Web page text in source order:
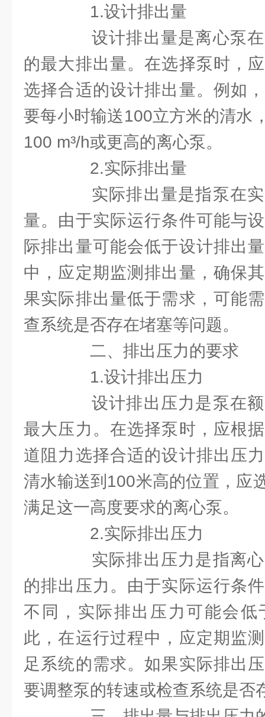
1.设计排出量
设计排出量是离心泵在
的最大排出量。在选择泵时，
选择合适的设计排出量。例如
要每小时输送100立方米的清水
100 m³/h或更高的离心泵。
2.实际排出量
实际排出量是指泵在实
量。由于实际运行条件可能与
际排出量可能会低于设计排出
中，应定期监测排出量，确保
果实际排出量低于需求，可能
查系统是否存在堵塞等问题。
二、排出压力的要求
1.设计排出压力
设计排出压力是泵在额
最大压力。在选择泵时，应根
道阻力选择合适的设计排出压
清水输送到100米高的位置，应
满足这一高度要求的离心泵。
2.实际排出压力
实际排出压力是指离心
的排出压力。由于实际运行条
不同，实际排出压力可能会低
此，在运行过程中，应定期监
足系统的需求。如果实际排出
要调整泵的转速或检查系统是否